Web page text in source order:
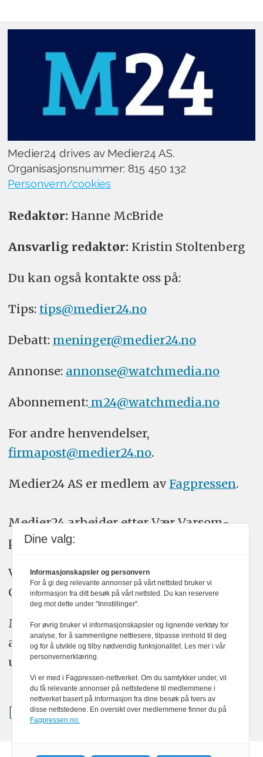
Medier24 drives av Medier24 AS.
Organisasjonsnummer: 815 450 132
Personvern/cookies
Redaktør: Hanne McBride
Ansvarlig redaktør: Kristin Stoltenberg
Du kan også kontakte oss på:
Tips: tips@medier24.no
Debatt: meninger@medier24.no
Annonse: annonse@watchmedia.no
Abonnement:m24@watchmedia.no
For andre henvendelser,
firmapost@medier24.no.
Medier24 AS er medlem av Fagpressen.
Medier24 arbeider etter Vær Varsom-
plakatens regler for god presseskikk.
Vi bruker KI-verktøy som ChatGPT,
Claude, og Gemini i journalistikken vår.
Medier24s redaksjon har alltid det fulle
ansvar for publisert innhold, med eller
uten bruk av kunstig intelligens.
Dine valg:
Informasjonskapsler og personvern
For å gi deg relevante annonser på vårt nettsted bruker vi
informasjon fra ditt besøk på vårt nettsted. Du kan reservere
deg mot dette under "Innstillinger".
For øvrig bruker vi informasjonskapsler og lignende verktøy for
analyse, for å sammenligne nettlesere, tilpasse innhold til deg
og for å utvikle og tilby nødvendig funksjonalitet. Les mer i vår
personvernerklæring.
Vi er med i Fagpressen-nettverket. Om du samtykker under, vil
du få relevante annonser på nettstedene til medlemmene i
nettverket basert på informasjon fra dine besøk på tvers av
disse nettstedene. En oversikt over medlemmene finner du på
Fagpressen.no.